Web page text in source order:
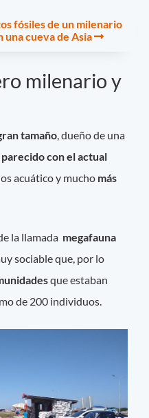
fósiles de un milenario
una cueva de Asia
milenario y
tamaño, dueño de una
con el actual
acuático y mucho más
la llamada megafauna
sociable que, por lo
que estaban
de 200 individuos.